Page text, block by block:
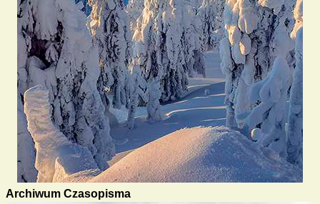
Archiwum Czasopisma